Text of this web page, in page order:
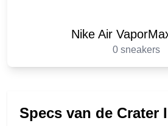
Nike Air
0 sneakers
Specs van de Crater